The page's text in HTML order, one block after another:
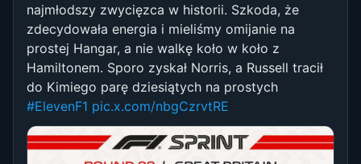
najmłodszy zwycięzca w historii. Szkoda, że
zdecydowała energia i mieliśmy omijanie na
prostej Hangar, a nie walkę koło w koło z
Hamiltonem. Sporo zyskał Norris, a Russell tracił
do Kimiego parę dziesiątych na prostych
#ElevenF1 pic.x.com/nbgCzrvtRE